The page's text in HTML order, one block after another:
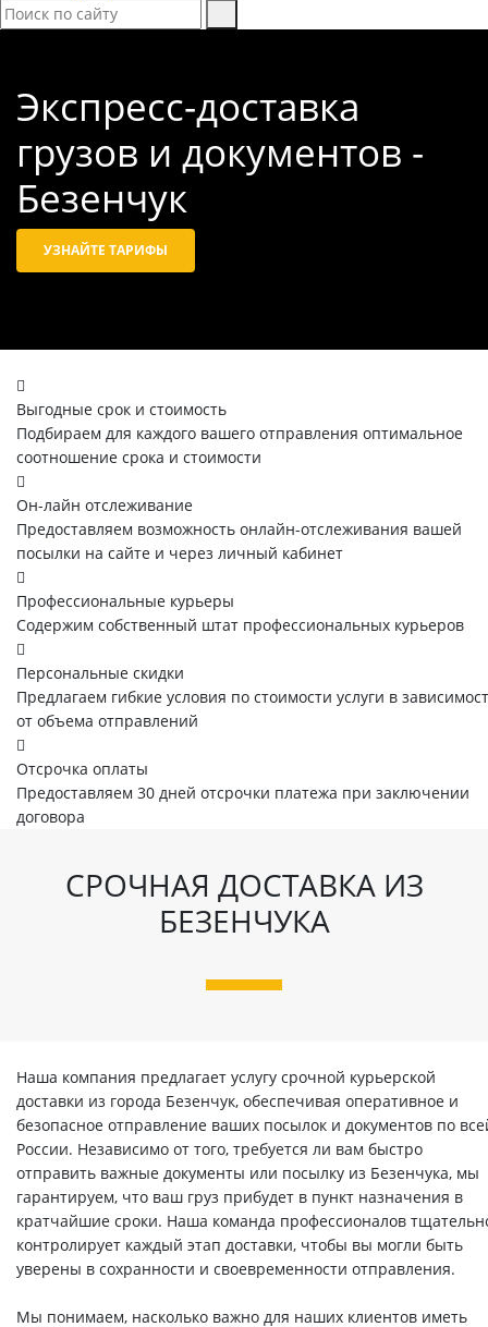
Экспресс-доставка
грузов и документов -
Безенчук
УЗНАЙТЕ ТАРИФЫ
Выгодные срок и стоимость
Подбираем для каждого вашего отправления оптимальное
соотношение срока и стоимости
Он-лайн отслеживание
Предоставляем возможность онлайн-отслеживания вашей
посылки на сайте и через личный кабинет
Профессиональные курьеры
Содержим собственный штат профессиональных курьеров
Персональные скидки
Предлагаем гибкие условия по стоимости услуги в
от объема отправлений
Отсрочка оплаты
Предоставляем 30 дней отсрочки платежа при заключении
договора
СРОЧНАЯ ДОСТАВКА ИЗ
БЕЗЕНЧУКА
Наша компания предлагает услугу срочной курьерской
доставки из города Безенчук, обеспечивая оперативное и
безопасное отправление ваших посылок и документов по
России. Независимо от того, требуется ли вам быстро
отправить важные документы или посылку из Безенчука, мы
гарантируем, что ваш груз прибудет в пункт назначения в
кратчайшие сроки. Наша команда профессионалов
контролирует каждый этап доставки, чтобы вы могли быть
уверены в сохранности и своевременности отправления.
Мы понимаем, насколько важно для наших клиентов иметь